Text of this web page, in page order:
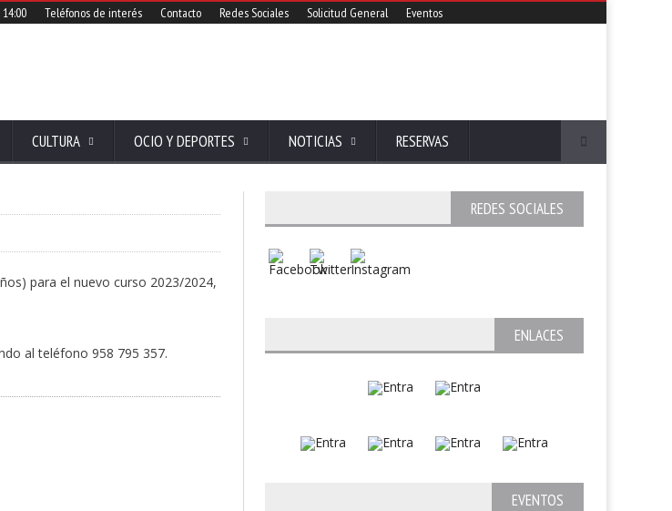
Teléfonos de interés Contacto Redes Sociales Solicitud General Eventos
CULTURA OCIO Y DEPORTES NOTICIAS RESERVAS
para el nuevo curso 2023/2024,
al teléfono 958 795 357.
REDES SOCIALES
ENLACES
EVENTOS